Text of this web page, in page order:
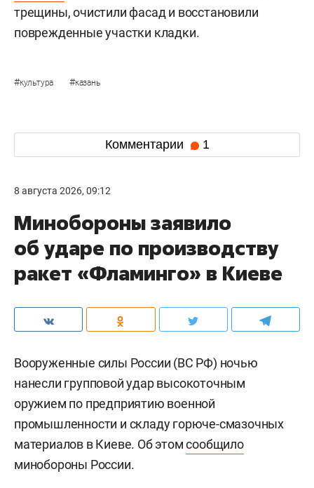
трещины, очистили фасад и восстановили
поврежденные участки кладки.
#культура #казань
Комментарии 1
8 августа 2026, 09:12
Минобороны заявило
об ударе по производству
ракет «Фламинго» в Киеве
Вооруженные силы России (ВС РФ) ночью
нанесли групповой удар высокоточным
оружием по предприятию военной
промышленности и складу горюче-смазочных
материалов в Киеве. Об этомсообщило
минобороны России.